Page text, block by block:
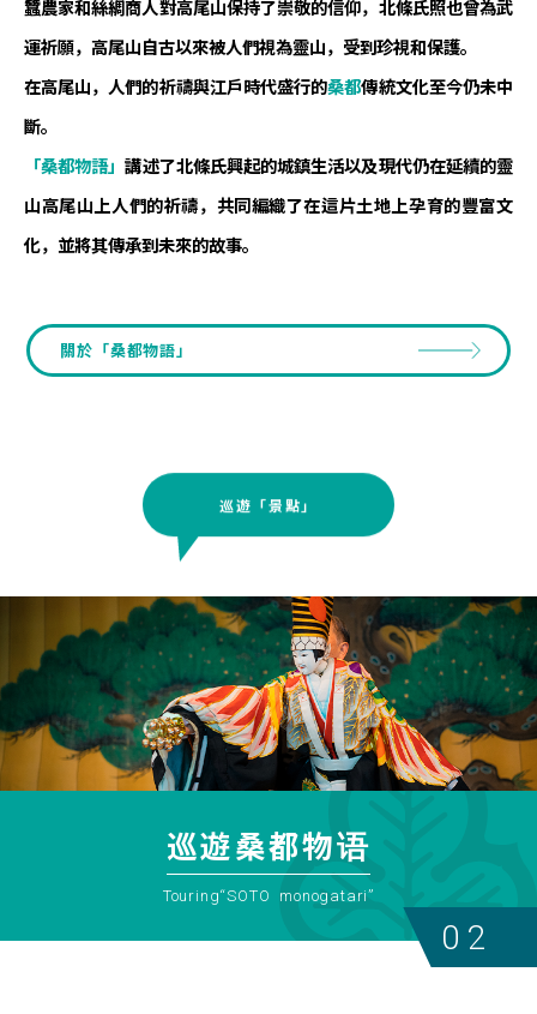
蠶農家和絲綢商人對高尾山保持了崇敬的信仰，北條氏照也曾為武
運祈願，高尾山自古以來被人們視為靈山，受到珍視和保護。
在高尾山，人們的祈禱與江戶時代盛行的桑都傳統文化至今仍未中
斷。
「桑都物語」講述了北條氏興起的城鎮生活以及現代仍在延續的靈
山高尾山上人們的祈禱，共同編織了在這片土地上孕育的豐富文
化，並將其傳承到未來的故事。
關於「桑都物語」
巡遊「景點」
巡遊桑都物语
Touring“SOTO monogatari”
02